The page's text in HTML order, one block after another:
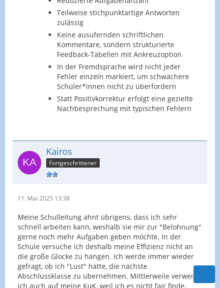
Teilweise stichpunktartige Antworten
zulässig
Keine ausufernden schriftlichen
Kommentare, sondern strukturierte
Feedback-Tabellen mit Ankreuzoption
In der Fremdsprache wird nicht jeder
Fehler einzeln markiert, um schwächere
Schüler*innen nicht zu überfordern
Statt Positivkorrektur erfolgt eine gezielte
Nachbesprechung mit typischen Fehlern
Kairos
Fortgeschrittener
11. Mai 2025 13:38
Meine Schulleitung ahnt übrigens, dass ich sehr
schnell arbeiten kann, weshalb sie mir zur "Belohnung"
gerne noch mehr Aufgaben geben möchte. In der
Schule versuche ich deshalb meine Effizienz nicht an
die große Glocke zu hängen. Ich werde immer wieder
gefragt, ob ich "Lust" hätte, die nächste
Abschlussklasse zu übernehmen. Mittlerweile verweise
ich auch auf meine KuK, weil ich es nicht fair finde,